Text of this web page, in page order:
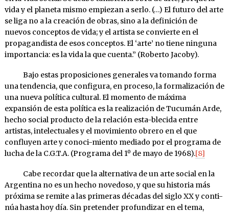
vida y el planeta mismo empiezan a serlo. (…) El futuro del arte
se liga no a la creación de obras, sino a la definición de
nuevos conceptos de vida; y el artista se convierte en el
propagandista de esos conceptos. El ‘arte’ no tiene ninguna
importancia: es la vida la que cuenta.” (Roberto Jacoby).
Bajo estas proposiciones generales va tomando forma
una tendencia, que configura, en proceso, la formalización de
una nueva política cultural. El momento de máxima
expansión de esta política es la realización de Tucumán Arde,
hecho social producto de la relación esta-blecida entre
artistas, intelectuales y el movimiento obrero en el que
confluyen arte y conoci-miento mediado por el programa de
lucha de la C.G.T.A. (Programa del 1º de mayo de 1968).[8]
Cabe recordar que la alternativa de un arte social en la
Argentina no es un hecho novedoso, y que su historia más
próxima se remite a las primeras décadas del siglo XX y conti-
núa hasta hoy día. Sin pretender profundizar en el tema,